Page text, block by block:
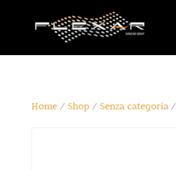
Home/ Shop/ Senza categoria/